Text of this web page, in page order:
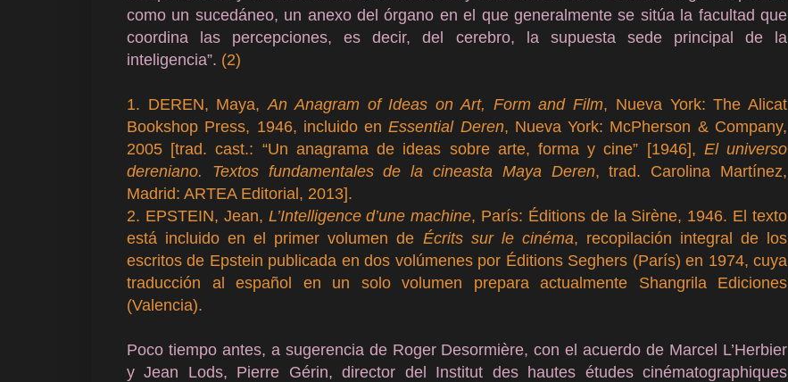
como un sucedáneo, un anexo del órgano en el que generalmente se sitúa la facultad que
coordina las percepciones, es decir, del cerebro, la supuesta sede principal de la
inteligencia”. (2)
1. DEREN, Maya,An Anagram of Ideas on Art, Form and Film, Nueva York: The Alicat
Bookshop Press, 1946, incluido enEssential Deren, Nueva York: McPherson & Company,
2005 [trad. cast.: “Un anagrama de ideas sobre arte, forma y cine” [1946], El universo
dereniano. Textos fundamentales de la cineasta Maya Deren, trad. Carolina Martínez,
Madrid: ARTEA Editorial, 2013].
2. EPSTEIN, Jean, L’Intelligence d’une machine, París: Éditions de la Sirène, 1946. El texto
está incluido en el primer volumen de Écrits sur le cinéma, recopilación integral de los
escritos de Epstein publicada en dos volúmenes por Éditions Seghers (París) en 1974, cuya
traducción al español en un solo volumen prepara actualmente Shangrila Ediciones
(Valencia).
Poco tiempo antes, a sugerencia de Roger Desormière, con el acuerdo de Marcel L’Herbier
y Jean Lods, Pierre Gérin, director del Institut des hautes études cinématographiques